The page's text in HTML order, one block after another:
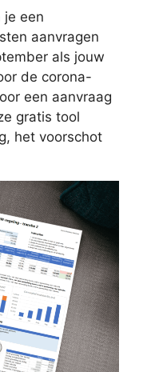
je een
aanvragen
als jouw
de corona-
een aanvraag
gratis tool
het voorschot